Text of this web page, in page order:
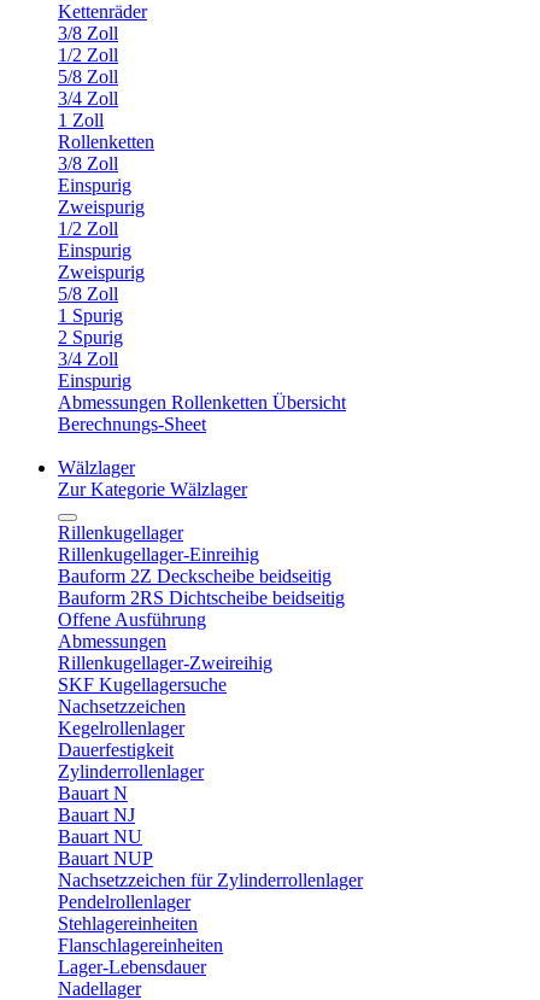
Kettenräder
3/8 Zoll
1/2 Zoll
5/8 Zoll
3/4 Zoll
1 Zoll
Rollenketten
3/8 Zoll
Einspurig
Zweispurig
1/2 Zoll
Einspurig
Zweispurig
5/8 Zoll
1 Spurig
2 Spurig
3/4 Zoll
Einspurig
Abmessungen Rollenketten Übersicht
Berechnungs-Sheet
Wälzlager
Zur Kategorie Wälzlager
Rillenkugellager
Rillenkugellager-Einreihig
Bauform 2Z Deckscheibe beidseitig
Bauform 2RS Dichtscheibe beidseitig
Offene Ausführung
Abmessungen
Rillenkugellager-Zweireihig
SKF Kugellagersuche
Nachsetzzeichen
Kegelrollenlager
Dauerfestigkeit
Zylinderrollenlager
Bauart N
Bauart NJ
Bauart NU
Bauart NUP
Nachsetzzeichen für Zylinderrollenlager
Pendelrollenlager
Stehlagereinheiten
Flanschlagereinheiten
Lager-Lebensdauer
Nadellager